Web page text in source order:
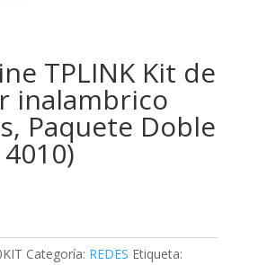
TPLINK Kit de
inalambrico
Paquete Doble
Categoría: REDES Etiqueta: